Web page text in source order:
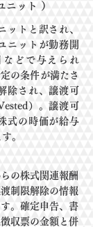
ニット ）
トと訳され、
ニットが勤務開
などで与 えられ
の条件が満たさ
除され、譲渡可
）。譲渡可
式の時価が給与
。
の株式関連報酬
制限解除の情報
。確定申告、 書
収票の金額と併